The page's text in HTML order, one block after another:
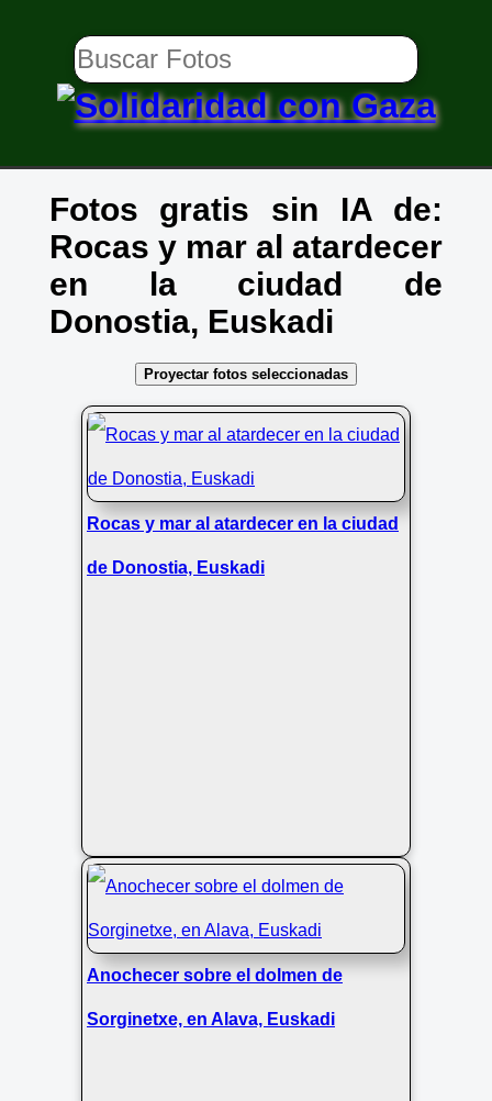
Fotos gratis sin IA de:
Rocas y mar al atardecer
en la ciudad de
Donostia, Euskadi
Proyectar fotos seleccionadas
Rocas y mar al atardecer en la ciudad
de Donostia, Euskadi
Anochecer sobre el dolmen de
Sorginetxe, en Alava, Euskadi